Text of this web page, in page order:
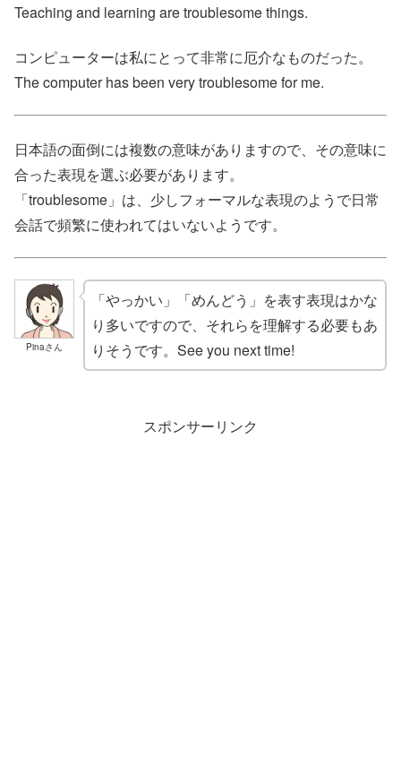
Teaching and learning are troublesome things.
コンピューターは私にとって非常に厄介なものだった。
The computer has been very troublesome for me.
日本語の面倒には複数の意味がありますので、その意味に
合った表現を選ぶ必要があります。
「troublesome」は、少しフォーマルな表現のようで日常
会話で頻繁に使われてはいないようです。
Pinaさん
「やっかい」「めんどう」を表す表現はかな
り多いですので、それらを理解する必要もあ
りそうです。See you next time!
スポンサーリンク